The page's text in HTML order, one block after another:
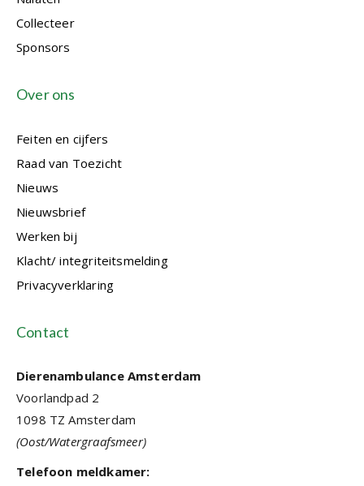
Collecteer
Sponsors
Over ons
Feiten en cijfers
Raad van Toezicht
Nieuws
Nieuwsbrief
Werken bij
Klacht/ integriteitsmelding
Privacyverklaring
Contact
Dierenambulance Amsterdam
Voorlandpad 2
1098 TZ Amsterdam
(Oost/Watergraafsmeer)
Telefoon meldkamer: